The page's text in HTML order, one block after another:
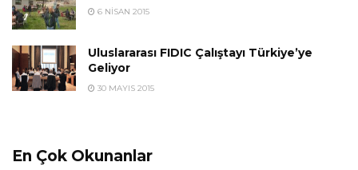
6 NISAN 2015
Uluslararası FIDIC Çalıştayı Türkiye’ye
Geliyor
30 MAYIS 2015
En Çok Okunanlar